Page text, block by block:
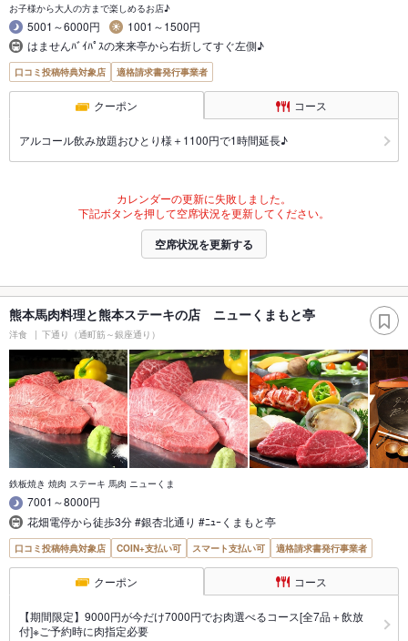
お子様から大人の方まで楽しめるお店♪
5001～6000円
1001～1500円
はませんﾊﾞｲﾊﾟｽの来来亭から右折してすぐ左側♪
口コミ投稿特典対象店 適格請求書発行事業者
クーポン コース
アルコール飲み放題おひとり様＋1100円で1時間延長♪
カレンダーの更新に失敗しました。
下記ボタンを押して空席状況を更新してください。
空席状況を更新する
熊本馬肉料理と熊本ステーキの店 ニューくまもと亭
洋食 下通り（通町筋～銀座通り）
鉄板焼き 焼肉 ステーキ 馬肉 ニューくま
7001～8000円
花畑電停から徒歩3分 #銀杏北通り #ﾆｭｰくまもと亭
口コミ投稿特典対象店 COIN+支払い可 スマート支払い可 適格請求書発行事業者
クーポン コース
【期間限定】9000円が今だけ7000円でお肉選べるコース[全7品＋飲放
付]※ご予約時に肉指定必要